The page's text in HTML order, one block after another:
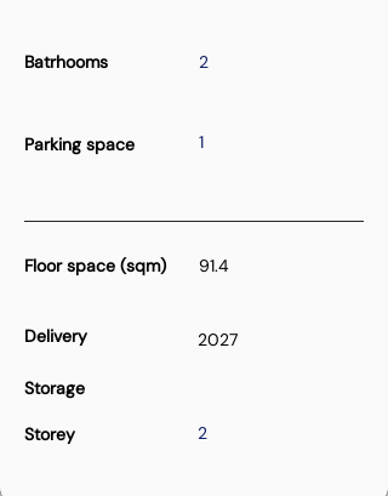
Batrhooms 2
Parking space 1
Floor space (sqm) 91.4
Delivery 2027
Storage
Storey 2